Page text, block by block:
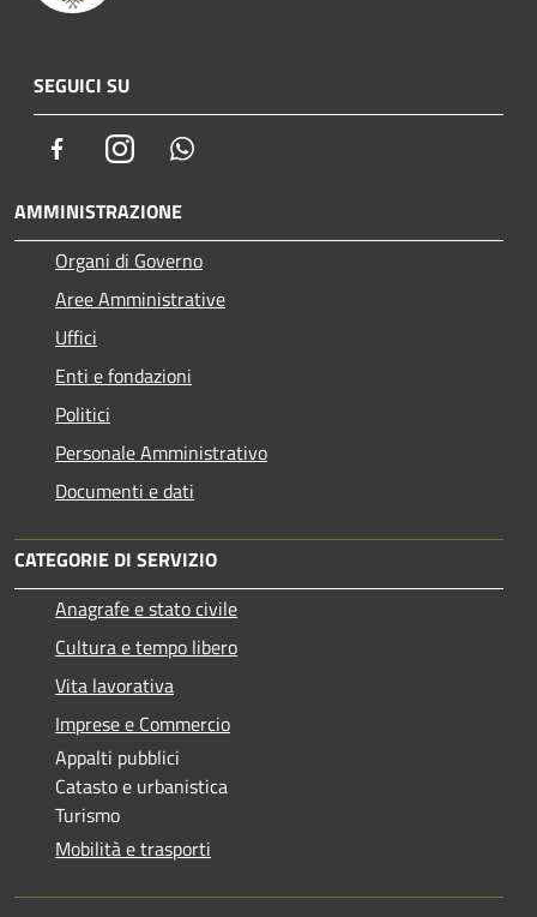
SEGUICI SU
FacebookInstagram
AMMINISTRAZIONE
Organi di Governo
Aree Amministrative
Uffici
Enti e fondazioni
Politici
Personale Amministrativo
Documenti e dati
CATEGORIE DI SERVIZIO
Anagrafe e stato civile
Cultura e tempo libero
Vita lavorativa
Imprese e Commercio
Appalti pubblici
Catasto e urbanistica
Turismo
Mobilità e trasporti